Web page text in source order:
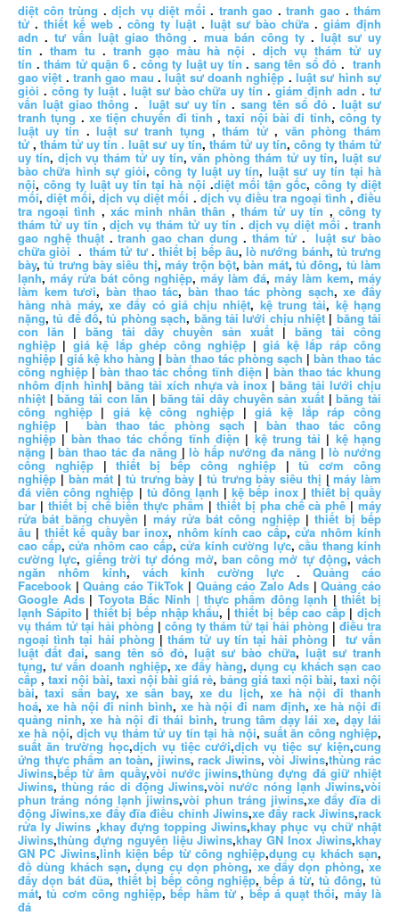
diệt côn trùng .dịch vụ diệt mối . tranh gao .tranh gao .thám
tử. thiết kế web . công ty luật . luật sư bào chữa .giám định
adn .tư vấn luật giao thông. mua bán công ty. luật sư uy
tín . tham tu .tranh gạo màu hà nội .dịch vụ thám tử uy
tín .thám tử quận 6. công ty luật uy tín . sang tên sổ đỏ .tranh
gao việt .tranh gao mau .luật sư doanh nghiệp .luật sư hình sự
giỏi . công ty luật. luật sư bào chữa uy tín .giám định adn .tư
vấn luật giao thông .luật sư uy tín .sang tên sổ đỏ.luật sư
tranh tụng . xe tiện chuyến đi tỉnh ,taxi nội bài đi tỉnh, công ty
luật uy tín .luật sư tranh tụng ,thám tử, văn phòng thám
tử,thám tử uy tín . luật sư uy tín, thám tử uy tín, công ty thám tử
uy tín, dịch vụ thám tử uy tín,văn phòng thám tử uy tín,luật sư
bào chữa hình sự giỏi,công ty luật uy tín, luật sư uy tín tại hà
nội,công ty luật uy tín tại hà nội .diệt mối tận gốc, công ty diệt
mối,diệt mối,dịch vụ diệt mối .dịch vụ điều tra ngoại tình ,điều
tra ngoại tình ,xác minh nhân thân ,thám tử uy tín , công ty
thám tử uy tín ,dịch vụ thám tử uy tín . dịch vụ diệt mối .tranh
gao nghệ thuật.tranh gao chan dung . thám tử.luật sư bào
chữa giỏi .thám tử tư.thiết bị bếp âu,lò nướng bánh, tủ trưng
bày,tủ trưng bày siêu thị,máy trộn bột,bàn mát,tủ đông, tủ làm
lạnh, máy rửa bát công nghiệp, máy làm đá, máy làm kem, máy
làm kem tươi,bàn thao tác,bàn thao tác phòng sạch,xe đẩy
hàng nhà máy, xe đẩy có giá chịu nhiệt, kệ trung tải, kệ hạng
nặng,tủ để đồ,tủ phòng sạch, băng tải lưới chịu nhiệt| băng tải
con lăn | băng tải dây chuyền sản xuất | băng tải công
nghiệp | giá kệ lắp ghép công nghiệp |giá kệ lắp ráp công
nghiệp |giá kệ kho hàng |bàn thao tác phòng sạch | bàn thao tác
công nghiệp|bàn thao tác chống tĩnh điện |bàn thao tác khung
nhôm định hình| băng tải xích nhựa và inox|băng tải lưới chịu
nhiệt |băng tải con lăn | băng tải dây chuyền sản xuất |băng tải
công nghiệp|giá kệ công nghiệp |giá kệ lắp ráp công
nghiệp |bàn thao tác phòng sạch| bàn thao tác công
nghiệp | bàn thao tác chống tĩnh điện | kệ trung tải | kệ hạng
nặng| bàn thao tác đa năng|lò hấp nướng đa năng |lò nướng
công nghiệp|thiết bị bếp công nghiệp|tủ cơm công
nghiệp |bàn mát | tủ trưng bày | tủ trưng bày siêu thị |máy làm
đá viên công nghiệp | tủ đông lạnh |kệ bếp inox| thiết bị quầy
bar | thiết bị chế biến thực phẩm | thiết bị pha chế cà phê| máy
rửa bát băng chuyền | máy rửa bát công nghiệp|thiết bị bếp
âu | thiết kế quầy bar inox, nhôm kính cao cấp,cửa nhôm kính
cao cấp, cửa nhôm cao cấp, cửa kính cường lực, cầu thang kính
cường lực, giếng trời tự đóng mở, ban công mở tự động, vách
ngăn nhôm kính, vách kính cường lực .Quảng cáo
Facebook |Quảng cáo TikTok | Quảng cáo Zalo Ads |Quảng cáo
Google Ads| Toyota Bắc Ninh | thực phẩm đông lạnh |thiết bị
lạnh Sápito |thiết bị bếp nhập khẩu, |thiết bị bếp cao cấp|dịch
vụ thám tử tại hải phòng | công ty thám tử tại hải phòng |điều tra
ngoại tình tại hải phòng |thám tử uy tín tại hải phòng | tư vấn
luật đất đai, sang tên sổ đỏ, luật sư bào chữa, luật sư tranh
tụng, tư vấn doanh nghiệp,xe đẩy hàng,dụng cụ khách sạn cao
cấp, taxi nội bài, taxi nội bài giá rẻ, bảng giá taxi nội bài, taxi nội
bài,taxi sân bay,xe sân bay,xe du lịch, xe hà nội đi thanh
hoá, xe hà nội đi ninh bình, xe hà nội đi nam định,xe hà nội đi
quảng ninh,xe hà nội đi thái bình, trung tâm dạy lái xe, dạy lái
xe hà nội,dịch vụ thám tử uy tín tại hà nội,suất ăn công nghiệp,
suất ăn trường học,dịch vụ tiệc cưới,dịch vụ tiệc sự kiện,cung
ứng thực phẩm an toàn, jiwins, rack Jiwins, vòi Jiwins,thùng rác
Jiwins,bếp từ âm quầy,vòi nước jiwins,thùng đựng đá giữ nhiệt
Jiwins,thùng rác di động Jiwins,vòi nước nóng lạnh Jiwins,vòi
phun tráng nóng lạnh jiwins,vòi phun tráng jiwins,xe đẩy đĩa di
động Jiwins,xe đẩy đĩa điều chỉnh Jiwins,xe đẩy rack Jiwins,rack
rửa ly Jiwins ,khay đựng topping Jiwins,khay phục vụ chữ nhật
Jiwins,thùng đựng nguyên liệu Jiwins,khay GN Inox Jiwins,khay
GN PC Jiwins,linh kiện bếp từ công nghiệp,dụng cụ khách sạn,
đồ dùng khách sạn,dụng cụ dọn phòng,xe đẩy dọn phòng,xe
đẩy dọn bát đũa,thiết bị bếp công nghiệp,bếp á từ,tủ đông,tủ
mát,tủ cơm công nghiệp,bếp hầm từ ,bếp á quạt thổi, máy là
đá